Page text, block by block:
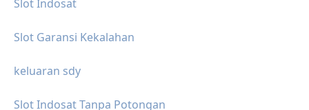
Slot Indosat
Slot Garansi Kekalahan
keluaran sdy
Slot Indosat Tanpa Potongan